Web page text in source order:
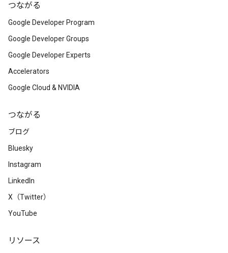
つながる
Google Developer Program
Google Developer Groups
Google Developer Experts
Accelerators
Google Cloud & NVIDIA
つながる
ブログ
Bluesky
Instagram
LinkedIn
X（Twitter）
YouTube
リソース